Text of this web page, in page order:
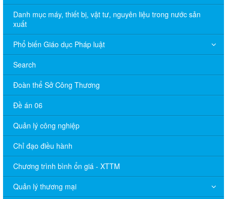
Danh mục máy, thiết bị, vật tư, nguyên liệu trong nước sản
xuất
Phổ biến Giáo dục Pháp luật
Search
Đoàn thể Sở Công Thương
Đề án 06
Quản lý công nghiệp
Chỉ đạo điều hành
Chương trình bình ổn giá - XTTM
Quản lý thương mại